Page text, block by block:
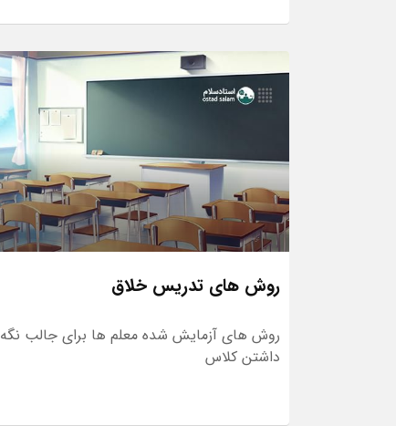
روش های تدریس خلاق
روش های آزمایش شده معلم ها برای جالب نگه
داشتن کلاس